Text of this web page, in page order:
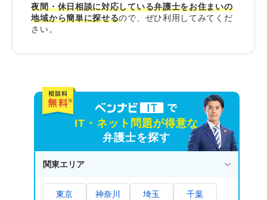
夜間・休日相談に対応している弁護士をお住まいの
地域から簡単に探せるので、ぜひ利用してみてくだ
さい。
IT・ネット問題が得意な
弁護士を探す
関東エリア
東京 神奈川 埼玉 千葉